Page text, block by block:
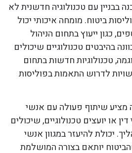
בבניין עם טכנולוגיה חדשנית לא
ביטוח. מומחה איכותי יכול
כגון ייעוץ בתחום הניהול
בהיבטים טכנולוגיים שיכולים
טכנולוגיות חדשות בתחום
לדרוש התאמות בפוליסות
שיתוף פעולה עם אנשי
או יועצים טכנולוגיים, שיכולים
יכולת להיעזר במגוון אנשי
יותאם בצורה המושלמת